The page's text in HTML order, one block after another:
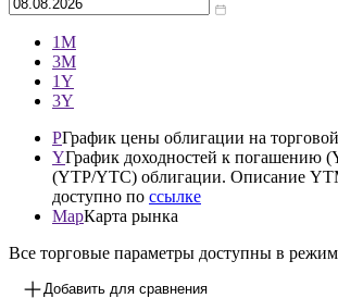
1М
3М
1Y
3Y
PГрафик цены облигации на
YГрафик доходностей к погашению
(YTP/YTC) облигации. Описание
доступно по ссылке
MapКарта рынка
Все торговые параметры доступны в
Добавить для сравнения